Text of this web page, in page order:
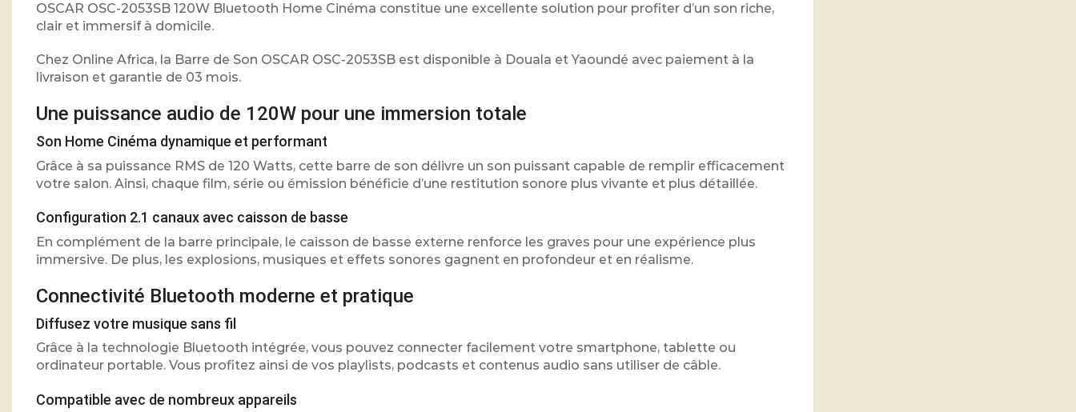
OSCAR OSC-2053SB 120W Bluetooth Home Cinéma constitue une excellente solution pour profiter d’un son riche,
clair et immersif à domicile.
Chez Online Africa, la Barre de Son OSCAR OSC-2053SB est disponible à Douala et Yaoundé avec paiement à la
livraison et garantie de 03 mois.
Une puissance audio de 120W pour une immersion totale
Son Home Cinéma dynamique et performant
Grâce à sa puissance RMS de 120 Watts, cette barre de son délivre un son puissant capable de remplir efficacement
votre salon. Ainsi, chaque film, série ou émission bénéficie d’une restitution sonore plus vivante et plus détaillée.
Configuration 2.1 canaux avec caisson de basse
En complément de la barre principale, le caisson de basse externe renforce les graves pour une expérience plus
immersive. De plus, les explosions, musiques et effets sonores gagnent en profondeur et en réalisme.
Connectivité Bluetooth moderne et pratique
Diffusez votre musique sans fil
Grâce à la technologie Bluetooth intégrée, vous pouvez connecter facilement votre smartphone, tablette ou
ordinateur portable. Vous profitez ainsi de vos playlists, podcasts et contenus audio sans utiliser de câble.
Compatible avec de nombreux appareils